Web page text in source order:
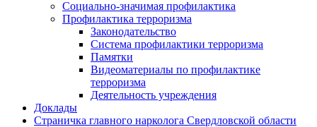
Социально-значимая профилактика
Профилактика терроризма
Законодательство
Система профилактики терроризма
Памятки
Видеоматериалы по профилактике
терроризма
Деятельность учреждения
Доклады
Страничка главного нарколога Свердловской области